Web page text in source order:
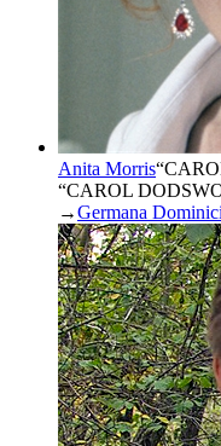
Anita Morris“
“CAROL
→Germana Dominici